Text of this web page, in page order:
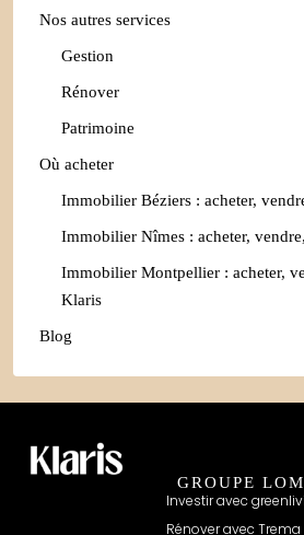
Nos autres services
Gestion
Rénover
Patrimoine
Où acheter
Immobilier Béziers : acheter,
Immobilier Nîmes : acheter,
Immobilier Montpellier : acheter,
Klaris
Blog
GROUPE
Investir avec
Rénover avec Trema